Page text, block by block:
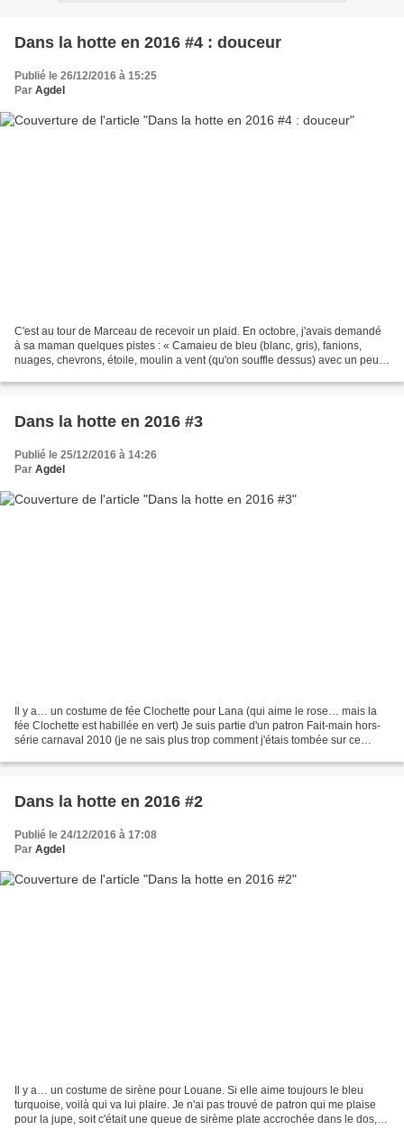
Dans la hotte en 2016 #4 : douceur
Publié le 26/12/2016 à 15:25
Par Agdel
C'est au tour de Marceau de recevoir un plaid. En octobre, j'avais demandé
à sa maman quelques pistes : « Camaieu de bleu (blanc, gris), fanions,
nuages, chevrons, étoile, moulin a vent (qu'on souffle dessus) avec un peu
Dans la hotte en 2016 #3
Publié le 25/12/2016 à 14:26
Par Agdel
Il y a… un costume de fée Clochette pour Lana (qui aime le rose… mais la
fée Clochette est habillée en vert) Je suis partie d'un patron Fait-main hors-
série carnaval 2010 (je ne sais plus trop comment j'étais tombée sur ce
Dans la hotte en 2016 #2
Publié le 24/12/2016 à 17:08
Par Agdel
Il y a… un costume de sirène pour Louane. Si elle aime toujours le bleu
turquoise, voilà qui va lui plaire. Je n'ai pas trouvé de patron qui me plaise
pour la jupe, soit c'était une queue de sirème plate accrochée dans le dos,